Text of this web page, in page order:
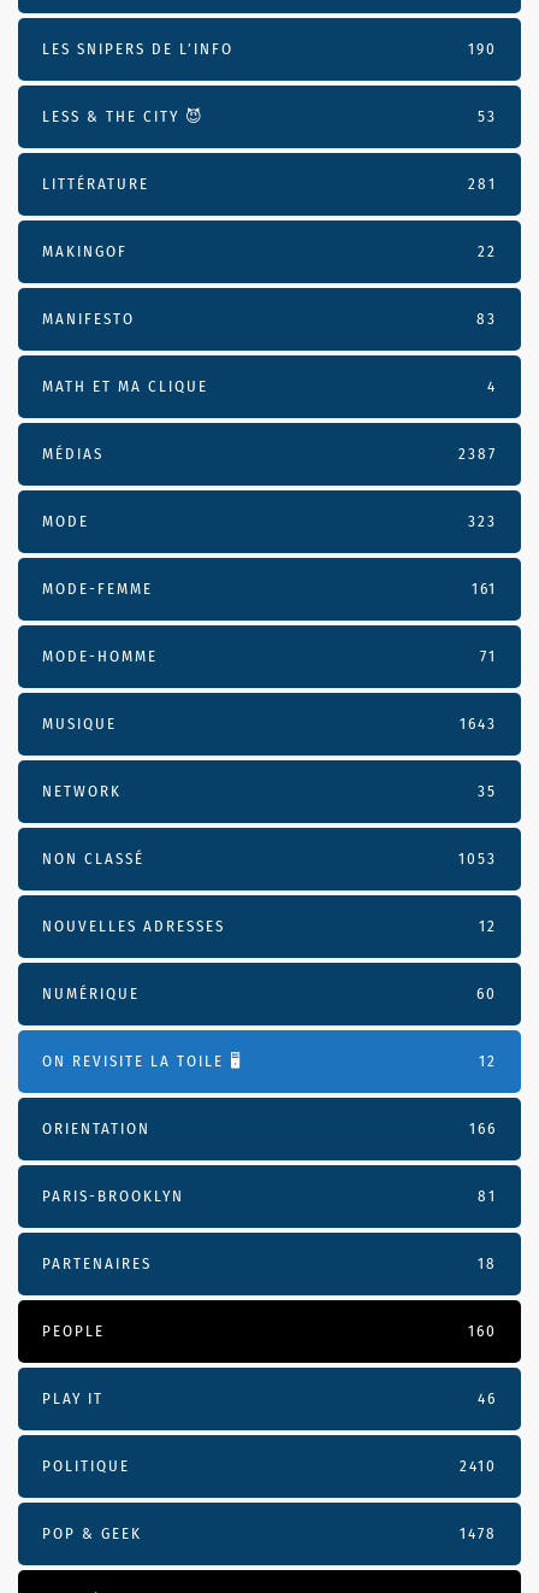
LES SNIPERS DE L’INFO 190
LESS & THE CITY 😈 53
LITTÉRATURE 281
MAKINGOF 22
MANIFESTO 83
MATH ET MA CLIQUE 4
MÉDIAS 2387
MODE 323
MODE-FEMME 161
MODE-HOMME 71
MUSIQUE 1643
NETWORK 35
NON CLASSÉ 1053
NOUVELLES ADRESSES 12
NUMÉRIQUE 60
ON REVISITE LA TOILE 🖥️ 12
ORIENTATION 166
PARIS-BROOKLYN 81
PARTENAIRES 18
PEOPLE 160
PLAY IT 46
POLITIQUE 2410
POP & GEEK 1478